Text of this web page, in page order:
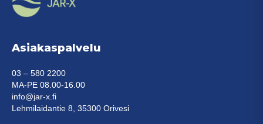
Asiakaspalvelu
03 – 580 2200
MA-PE 08.00-16.00
info@jar-x.fi
Lehmilaidantie 8, 35300 Orivesi